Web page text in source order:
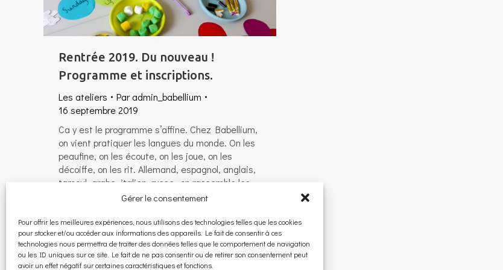
Gérer le consentement
Pour offrir les meilleures expériences, nous utilisons des technologies telles que les cookies
pour stocker et/ou accéder aux informations des appareils. Le fait de consentir à ces
technologies nous permettra de traiter des données telles que le comportement de navigation
ou les ID uniques sur ce site. Le fait de ne pas consentir ou de retirer son consentement peut
avoir un effet négatif sur certaines caractéristiques et fonctions.
Rentrée 2019. Du nouveau !
Programme et inscriptions.
Les ateliers Paradmin_babellium
16 septembre 2019
Ca y est le programme s’affine. Chez Babellium,
on vient pratiquer les langues du monde. On les
peaufine, on les écoute, on les joue, on les
décoiffe, on les rit. Allemand, espagnol, anglais,
tamoul, arabe, italien, russe…on rassemble les
langues et on les partage. Alors… Entrez. Osez.